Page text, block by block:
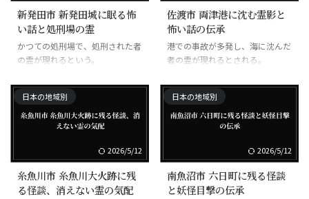
新発田市 新発田城に眠る怖
い話と処刑場の霊
かつての処刑場で、処刑された者
の霊が現れるという。
佐渡市 両津港に沈む霊影と
怖い話の伝承
港での事故が多発し、海に沈んだ
者の霊が現れるとされる。
日本の地域別
2026/5/12
糸魚川市 糸魚川大火跡に残
る怪談、消えない霊の気配
日本の地域別
2026/5/12
南魚沼市 六日町に残る怪談
と妖怪目撃の伝承